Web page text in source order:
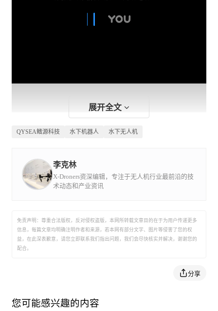
鳍源FIFISH PRO禅ZEN1水下无人机可实现水中实现上下
左右前后6个方向任意转动，转动角度控制精度高达0.1°，
展开全文
QYSEA鳍源科技 水下机器人 水下无人机
李克林
X-Droners资深编辑，专注于无人机行业最前沿的技
术动态和产业资讯
免责声明：尊重合法版权，反对侵权盗版，本网所转载文章目的在于为用户传递更多
信息，每篇文章均明确注明作者和来源，若本网有部分文字、图片等侵害了您的权
益，在此深表歉意，请您立即联系我们指出问题，我们会尽快核实并解决，谢谢您的
配合。
分享
您可能感兴趣的内容